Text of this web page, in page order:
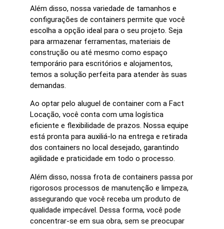
Além disso, nossa variedade de tamanhos e
configurações de containers permite que você
escolha a opção ideal para o seu projeto. Seja
para armazenar ferramentas, materiais de
construção ou até mesmo como espaço
temporário para escritórios e alojamentos,
temos a solução perfeita para atender às suas
demandas.
Ao optar pelo aluguel de container com a Fact
Locação, você conta com uma logística
eficiente e flexibilidade de prazos. Nossa equipe
está pronta para auxiliá-lo na entrega e retirada
dos containers no local desejado, garantindo
agilidade e praticidade em todo o processo.
Além disso, nossa frota de containers passa por
rigorosos processos de manutenção e limpeza,
assegurando que você receba um produto de
qualidade impecável. Dessa forma, você pode
concentrar-se em sua obra, sem se preocupar